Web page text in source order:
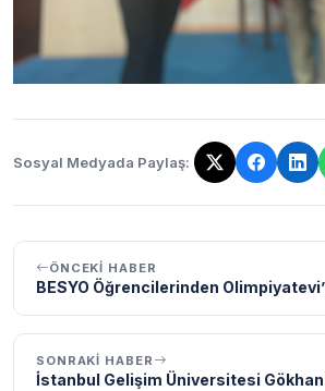
Sosyal Medyada Paylaş:
Bağlantı kopyalandı!
ÖNCEKI HABER
BESYO Öğrencilerinden
SONRAKI HABER
İstanbul Gelişim Üniversitesi Gökhan